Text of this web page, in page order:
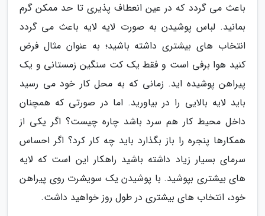
باعث می گردد که در عین انعطاف پذیری تا حد ممکن گرم
بمانید. لباس پوشیدن به صورت لایه لایه باعث می گردد
انتخاب های بیشتری داشته باشید؛ به عنوان مثال فرض
کنید هوا برفی است و فقط یک کت سنگین زمستانی و یک
پیراهن پوشیده اید. زمانی که به محل کار خود می رسید
باید لایه بالایی را در بیاورید. اما در صورتی که همچنان
داخل محیط کار هم سرد باشد چاره چیست؟ اگر یکی از
همکارها پنجره را باز بگذارد باید چه کار کرد؟ اگر احساس
سرمای بسیار زیاد داشته باشید راهکار این است که لایه
های بیشتری بپوشید. با پوشیدن یک سویشرت روی پیراهن
خود، انتخاب های بیشتری در طول روز خواهید داشت.